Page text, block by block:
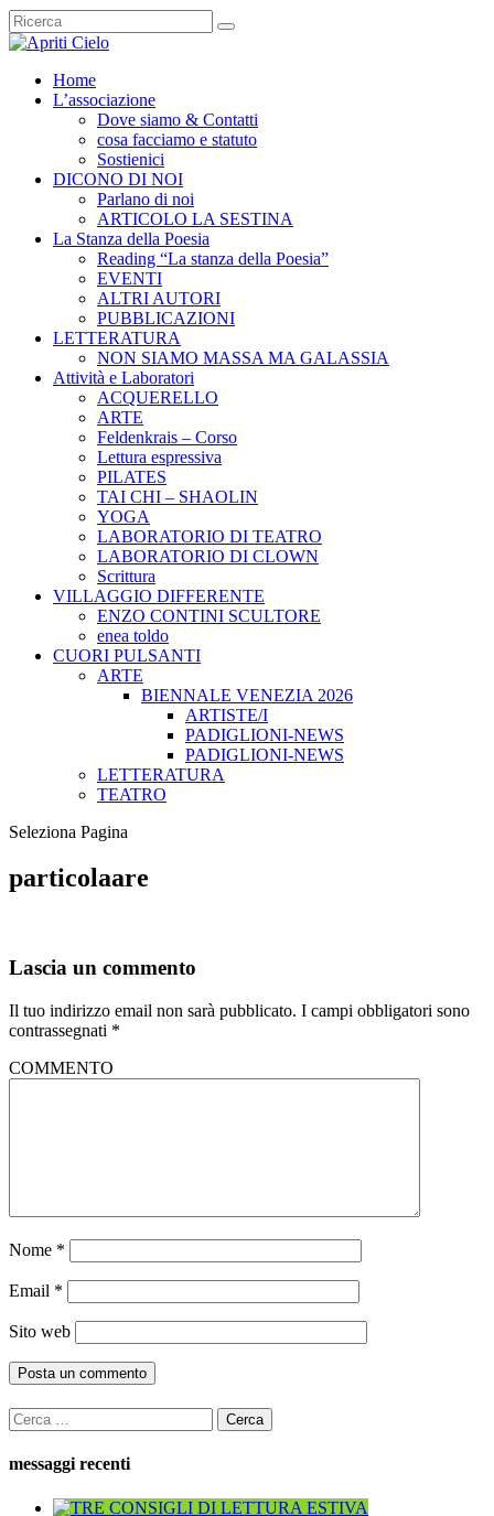
Home
L’associazione
Dove siamo & Contatti
cosa facciamo e statuto
Sostienici
DICONO DI NOI
Parlano di noi
ARTICOLO LA SESTINA
La Stanza della Poesia
Reading “La stanza della Poesia”
EVENTI
ALTRI AUTORI
PUBBLICAZIONI
LETTERATURA
NON SIAMO MASSA MA GALASSIA
Attività e Laboratori
ACQUERELLO
ARTE
Feldenkrais – Corso
Lettura espressiva
PILATES
TAI CHI – SHAOLIN
YOGA
LABORATORIO DI TEATRO
LABORATORIO DI CLOWN
Scrittura
VILLAGGIO DIFFERENTE
ENZO CONTINI SCULTORE
enea toldo
CUORI PULSANTI
ARTE
BIENNALE VENEZIA 2026
ARTISTE/I
PADIGLIONI-NEWS
PADIGLIONI-NEWS
LETTERATURA
TEATRO
Seleziona Pagina
particolaare
Lascia un commento
Il tuo indirizzo email non sarà pubblicato. I campi obbligatori sono
contrassegnati *
COMMENTO
Nome *
Email *
Sito web
Ricerca
per:
messaggi recenti